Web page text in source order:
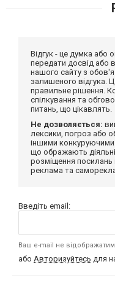
Відгук - це думка або
передати досвід або
нашого сайту з
залишеного відгука.
правильне рішення.
спілкування та
питань, що цікавлять.
Не дозволяється:
лексики, погроз або
іншими конкуруючими
що ображають
розміщення посилань
реклама та
Введіть email:
Ваш e-mail не
або Авторизуйтесь для